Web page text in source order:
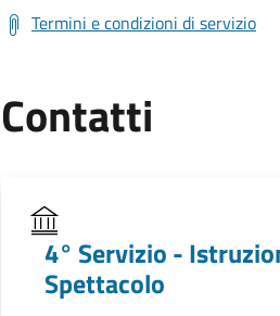
Termini e condizioni di servizio
Contatti
4° Servizio -
Spettacolo